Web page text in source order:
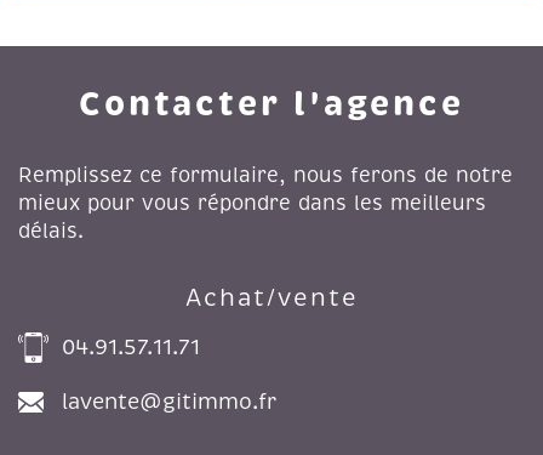
Contacter l'agence
Remplissez ce formulaire, nous ferons de notre
mieux pour vous répondre dans les meilleurs
délais.
Achat/vente
04.91.57.11.71
lavente@gitimmo.fr